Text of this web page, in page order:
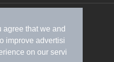
agree that we and
improve advertisi
on our servi
）
広告出稿のご案内
イルMEMBERS+規約
記
ヘルプ 採用情報